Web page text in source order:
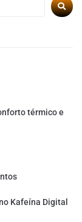
térmico e
Kafeína Digital